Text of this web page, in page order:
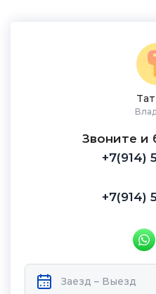
Звоните и
+7(914)
+7(914)